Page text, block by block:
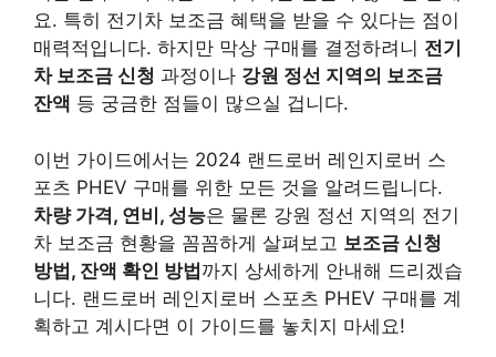
요. 특히 전기차 보조금 혜택을 받을 수 있다는 점이
매력적입니다. 하지만 막상 구매를 결정하려니 전기
차 보조금 신청 과정이나 강원 정선 지역의 보조금
잔액 등 궁금한 점들이 많으실 겁니다.
이번 가이드에서는 2024 랜드로버 레인지로버 스
포츠 PHEV 구매를 위한 모든 것을 알려드립니다.
차량 가격, 연비, 성능은 물론 강원 정선 지역의 전기
차 보조금 현황을 꼼꼼하게 살펴보고 보조금 신청
방법, 잔액 확인 방법까지 상세하게 안내해 드리겠습
니다. 랜드로버 레인지로버 스포츠 PHEV 구매를 계
획하고 계시다면 이 가이드를 놓치지 마세요!